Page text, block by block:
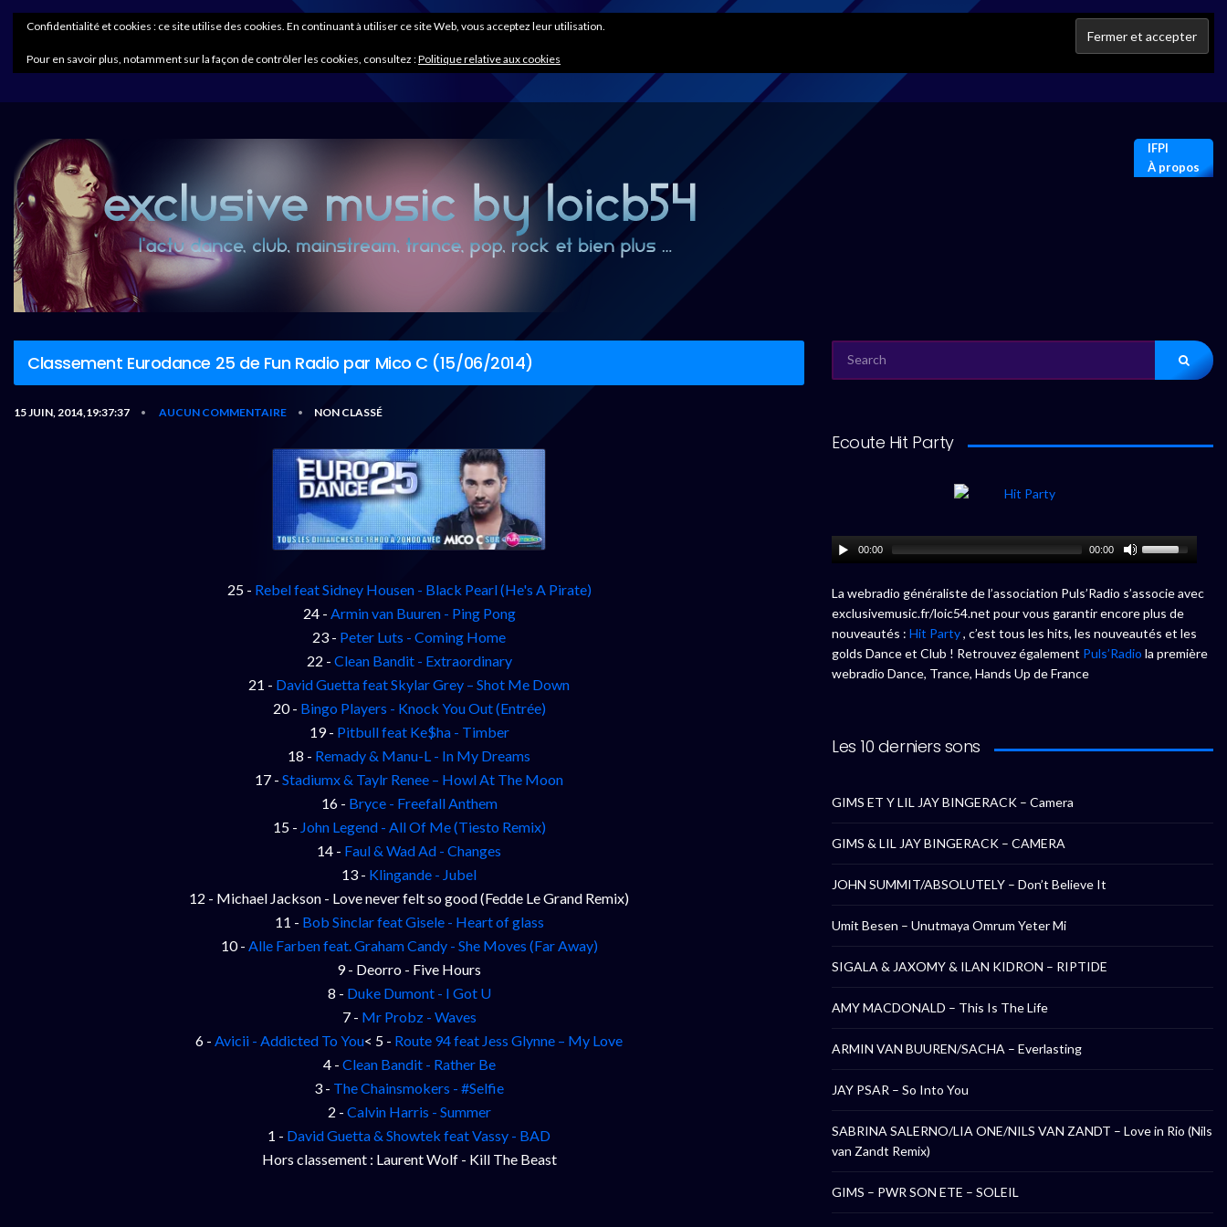
IFPI
À propos
Classement Eurodance 25 de Fun Radio par Mico C (15/06/2014)
15 JUIN, 2014,19:37:37 • AUCUN COMMENTAIRE • NON CLASSÉ
25 - Rebel feat Sidney Housen - Black Pearl (He's A Pirate)
24 - Armin van Buuren - Ping Pong
23 - Peter Luts - Coming Home
22 - Clean Bandit - Extraordinary
21 - David Guetta feat Skylar Grey – Shot Me Down
20 - Bingo Players - Knock You Out (Entrée)
19 - Pitbull feat Ke$ha - Timber
18 - Remady & Manu-L - In My Dreams
17 - Stadiumx & Taylr Renee – Howl At The Moon
16 - Bryce - Freefall Anthem
15 - John Legend - All Of Me (Tiesto Remix)
14 - Faul & Wad Ad - Changes
13 - Klingande - Jubel
12 - Michael Jackson - Love never felt so good (Fedde Le Grand Remix)
11 - Bob Sinclar feat Gisele - Heart of glass
10 - Alle Farben feat. Graham Candy - She Moves (Far Away)
9 - Deorro - Five Hours
8 - Duke Dumont - I Got U
7 - Mr Probz - Waves
6 - Avicii - Addicted To You< 5 - Route 94 feat Jess Glynne – My Love
4 - Clean Bandit - Rather Be
3 - The Chainsmokers - #Selfie
2 - Calvin Harris - Summer
1 - David Guetta & Showtek feat Vassy - BAD
Hors classement : Laurent Wolf - Kill The Beast
FOR:
Ecoute Hit Party
00:00 00:00
La webradio généraliste de l’association Puls’Radio s’associe avec
exclusivemusic.fr/loic54.net pour vous garantir encore plus de
nouveautés : Hit Party, c’est tous les hits, les nouveautés et les
golds Dance et Club ! Retrouvez également Puls’Radio la première
webradio Dance, Trance, Hands Up de France
Les 10 derniers sons
GIMS ET Y LIL JAY BINGERACK – Camera
GIMS & LIL JAY BINGERACK – CAMERA
JOHN SUMMIT/ABSOLUTELY – Don’t Believe It
Umit Besen – Unutmaya Omrum Yeter Mi
SIGALA & JAXOMY & ILAN KIDRON – RIPTIDE
AMY MACDONALD – This Is The Life
ARMIN VAN BUUREN/SACHA – Everlasting
JAY PSAR – So Into You
SABRINA SALERNO/LIA ONE/NILS VAN ZANDT – Love in Rio (Nils
van Zandt Remix)
GIMS – PWR SON ETE – SOLEIL
Confidentialité et cookies : ce site utilise des cookies. En continuant à utiliser ce site Web, vous acceptez leur utilisation.
Pour en savoir plus, notamment sur la façon de contrôler les cookies, consultez :Politique relative aux cookies